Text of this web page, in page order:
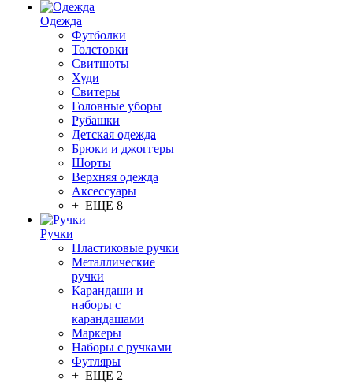
Одежда
Футболки
Толстовки
Свитшоты
Худи
Свитеры
Головные уборы
Рубашки
Детская одежда
Брюки и джоггеры
Шорты
Верхняя одежда
Аксессуары
+ ЕЩЕ 8
Ручки
Пластиковые ручки
Металлические
ручки
Карандаши и
наборы с
карандашами
Маркеры
Наборы с ручками
Футляры
+ ЕЩЕ 2